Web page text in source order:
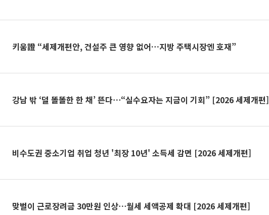
키움證 “세제개편안, 건설주 큰 영향 없어…지방 주택시장엔 호재”
강남 밖 ‘덜 똘똘한 한 채’ 뜬다⋯“실수요자는 지금이 기회” [2026 세제개편]
비수도권 중소기업 취업 청년 '최장 10년' 소득세 감면 [2026 세제개편]
맞벌이 근로장려금 30만원 인상⋯월세 세액공제 확대 [2026 세제개편]